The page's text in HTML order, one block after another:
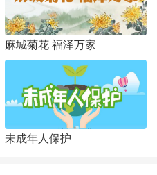
麻城菊花 福泽万家
未成年人保护